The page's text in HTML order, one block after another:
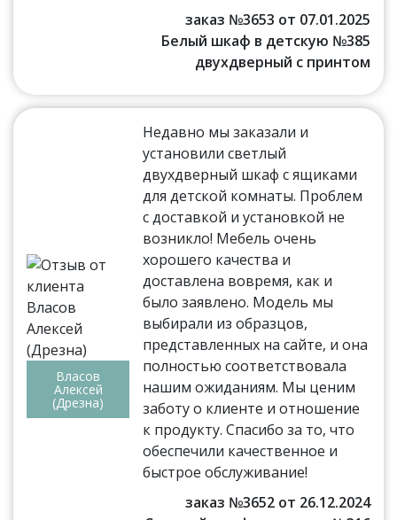
заказ №3653 от 07.01.2025
Белый шкаф в детскую №385
двухдверный с принтом
Власов
Алексей
(Дрезна)
Недавно мы заказали и
установили светлый
двухдверный шкаф с ящиками
для детской комнаты. Проблем
с доставкой и установкой не
возникло! Мебель очень
хорошего качества и
доставлена вовремя, как и
было заявлено. Модель мы
выбирали из образцов,
представленных на сайте, и она
полностью соответствовала
нашим ожиданиям. Мы ценим
заботу о клиенте и отношение
к продукту. Спасибо за то, что
обеспечили качественное и
быстрое обслуживание!
заказ №3652 от 26.12.2024